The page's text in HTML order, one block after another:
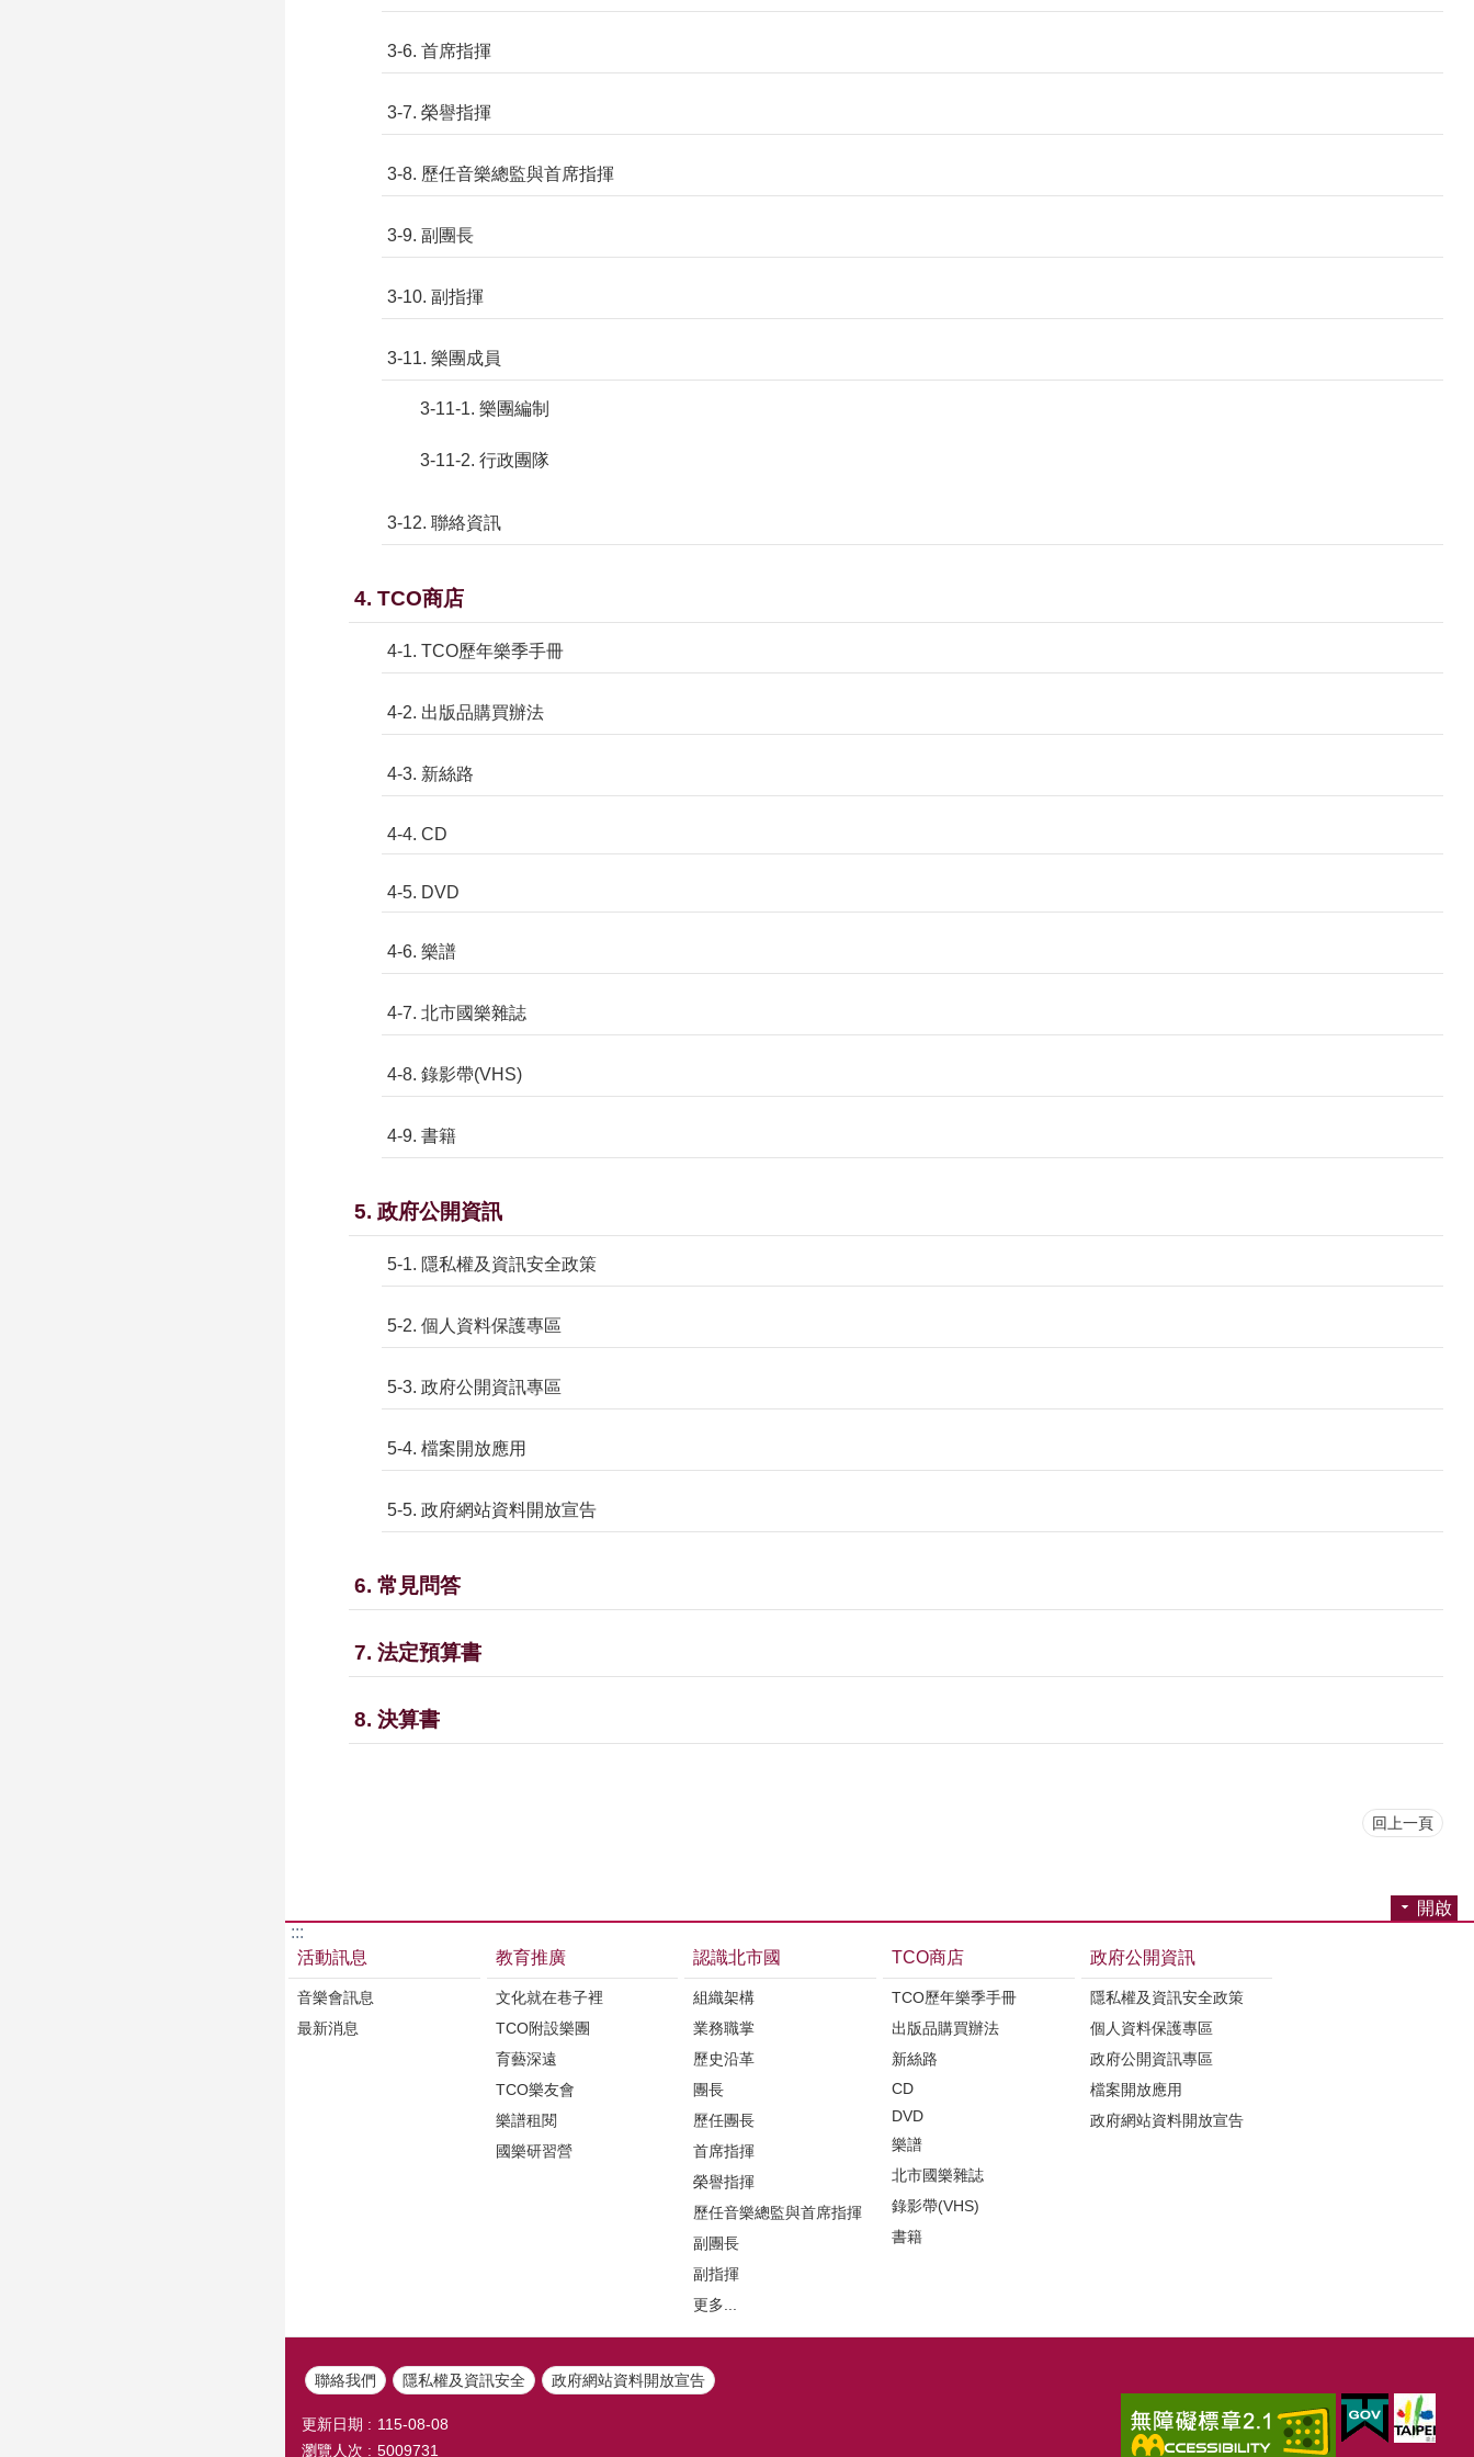
3-6. 首席指揮
3-7. 榮譽指揮
3-8. 歷任音樂總監與首席指揮
3-9. 副團長
3-10. 副指揮
3-11. 樂團成員
3-11-1. 樂團編制
3-11-2. 行政團隊
3-12. 聯絡資訊
4. TCO商店
4-1. TCO歷年樂季手冊
4-2. 出版品購買辦法
4-3. 新絲路
4-4. CD
4-5. DVD
4-6. 樂譜
4-7. 北市國樂雜誌
4-8. 錄影帶(VHS)
4-9. 書籍
5. 政府公開資訊
5-1. 隱私權及資訊安全政策
5-2. 個人資料保護專區
5-3. 政府公開資訊專區
5-4. 檔案開放應用
5-5. 政府網站資料開放宣告
6. 常見問答
7. 法定預算書
8. 決算書
回上一頁
開啟
:::
活動訊息
音樂會訊息
最新消息
教育推廣
文化就在巷子裡
TCO附設樂團
育藝深遠
TCO樂友會
樂譜租閱
國樂研習營
認識北市國
組織架構
業務職掌
歷史沿革
團長
歷任團長
首席指揮
榮譽指揮
歷任音樂總監與首席指揮
副團長
副指揮
更多...
TCO商店
TCO歷年樂季手冊
出版品購買辦法
新絲路
CD
DVD
樂譜
北市國樂雜誌
錄影帶(VHS)
書籍
政府公開資訊
隱私權及資訊安全政策
個人資料保護專區
政府公開資訊專區
檔案開放應用
政府網站資料開放宣告
聯絡我們 隱私權及資訊安全 政府網站資料開放宣告
更新日期
115-08-08
瀏覽人次
5009731